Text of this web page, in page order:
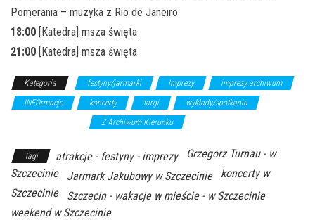
Pomerania – muzyka z Rio de Janeiro
18:00 [Katedra] msza święta
21:00 [Katedra] msza święta
Kategoria festyny/jarmarki Imprezy
imprezy archiwum
INFOrmacje
koncerty targi
wykłady/spotkania
Z Archiwum Kierunku
Tagi atrakcje - festyny - imprezy
Grzegorz Turnau - w
Szczecinie
Jarmark Jakubowy w Szczecinie
koncerty w
Szczecinie
Szczecin - wakacje w mieście - w Szczecinie
weekend w Szczecinie